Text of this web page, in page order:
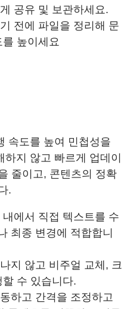
공유 및 보관하세요.
전에 파일을 정리해 문
높이세요
속도를 높여 민첩성을
지 않고 빠르게 업데이
줄이고, 콘텐츠의 정확
.
내에서 직접 텍스트를 수
최종 변경에 적합합니
지 않고 비주얼 교체, 크
수 있습니다.
하고 간격을 조정하고